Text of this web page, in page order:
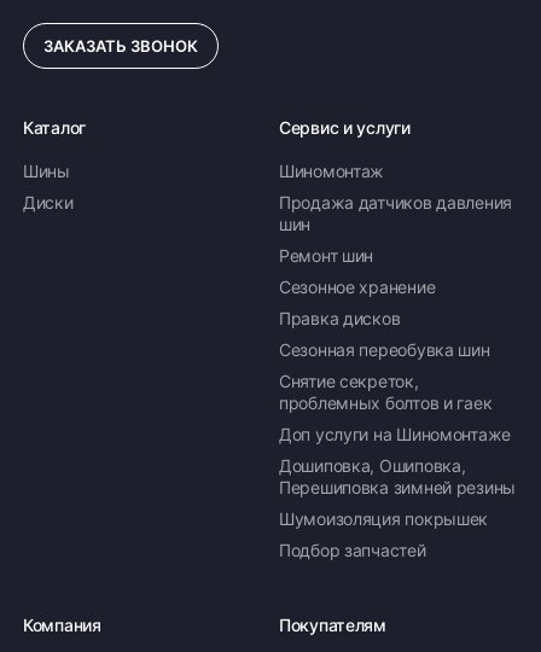
ЗАКАЗАТЬ ЗВОНОК
Каталог
Шины
Диски
Сервис и услуги
Шиномонтаж
Продажа датчиков давления
шин
Ремонт шин
Сезонное хранение
Правка дисков
Сезонная переобувка шин
Снятие секреток,
проблемных болтов и гаек
Доп услуги на Шиномонтаже
Дошиповка, Ошиповка,
Перешиповка зимней резины
Шумоизоляция покрышек
Подбор запчастей
Компания Покупателям